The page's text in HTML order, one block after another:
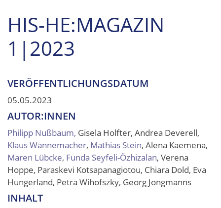
HIS-HE:MAGAZIN
1|2023
VERÖFFENTLICHUNGSDATUM
05.05.2023
AUTOR:INNEN
Philipp Nußbaum, Gisela Holfter, Andrea Deverell,
Klaus Wannemacher, Mathias Stein, Alena Kaemena,
Maren Lübcke, Funda Seyfeli-Özhizalan, Verena
Hoppe, Paraskevi Kotsapanagiotou, Chiara Dold, Eva
Hungerland, Petra Wihofszky, Georg Jongmanns
INHALT